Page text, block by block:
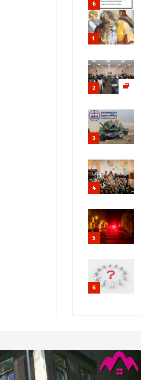
6
1
2
3
4
5
6